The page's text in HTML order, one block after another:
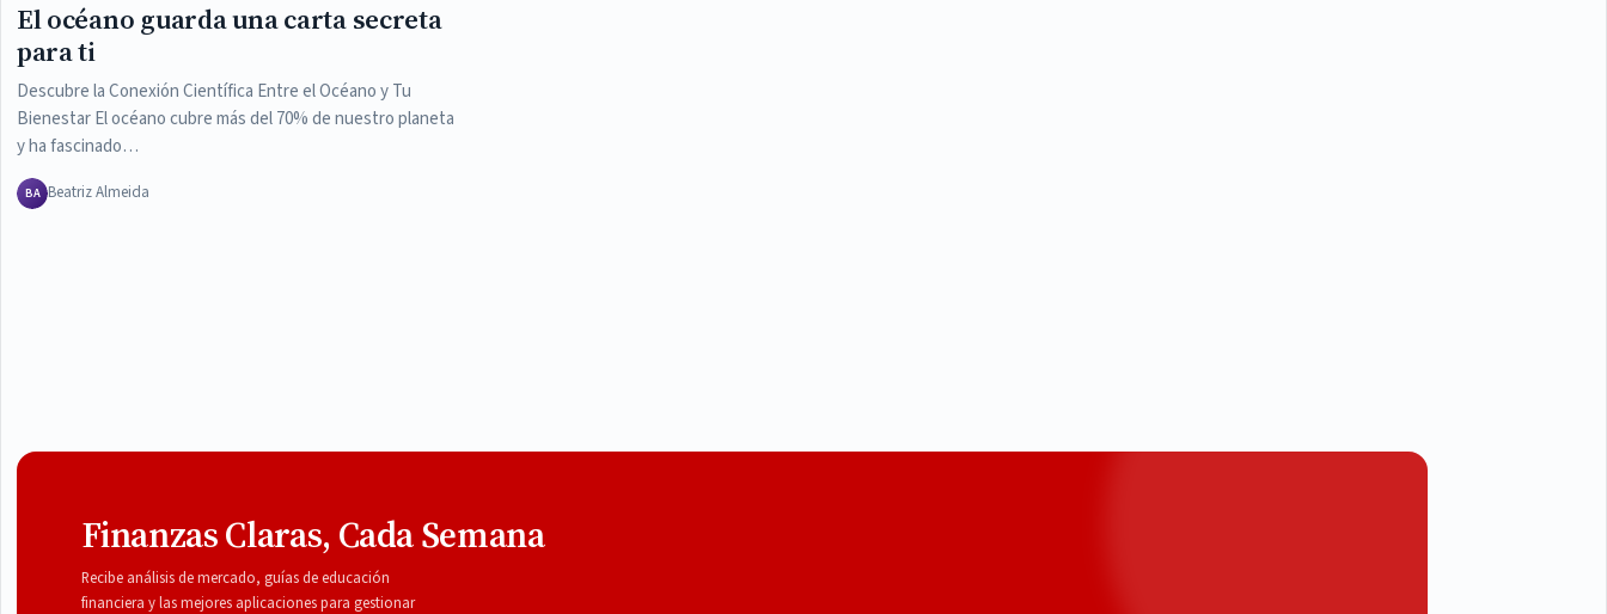
El océano guarda una carta secreta
para ti
Descubre la Conexión Científica Entre el Océano y Tu
Bienestar El océano cubre más del 70% de nuestro planeta
y ha fascinado…
BA Beatriz Almeida
Finanzas Claras, Cada Semana
Recibe análisis de mercado, guías de educación
financiera y las mejores aplicaciones para gestionar